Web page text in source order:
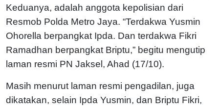
Keduanya, adalah anggota kepolisian dari
Resmob Polda Metro Jaya. “Terdakwa Yusmin
Ohorella berpangkat Ipda. Dan terdakwa Fikri
Ramadhan berpangkat Briptu,” begitu mengutip
laman resmi PN Jaksel, Ahad (17/10).
Masih menurut laman resmi pengadilan, juga
dikatakan, selain Ipda Yusmin, dan Briptu Fikri,